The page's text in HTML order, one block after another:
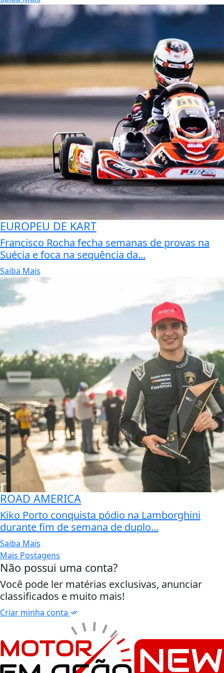
EUROPEU DE KART
Francisco Rocha fecha semanas de provas na
Suécia e foca na sequência da...
Saiba Mais
ROAD AMERICA
Kiko Porto conquista pódio na Lamborghini
durante fim de semana de duplo...
Saiba Mais
Mais Postagens
Não possui uma conta?
Você pode ler matérias exclusivas, anunciar
classificados e muito mais!
Criar minha conta